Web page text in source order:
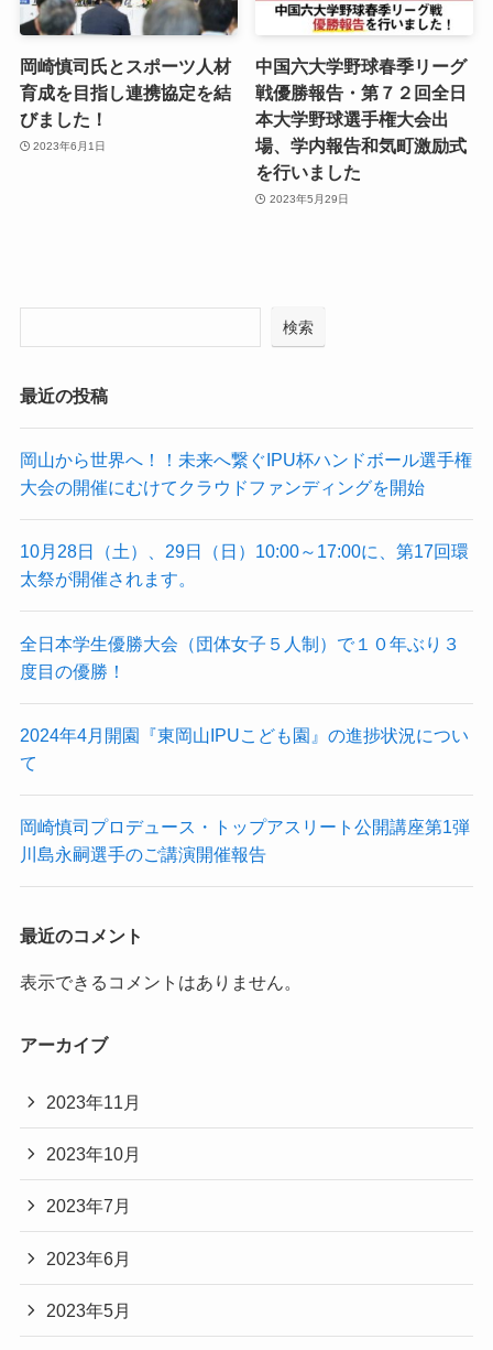
岡崎慎司氏とスポーツ人材
育成を目指し連携協定を結
びました！
2023年6月1日
中国六大学野球春季リーグ
戦優勝報告・第７２回全日
本大学野球選手権大会出
場、学内報告和気町激励式
を行いました
2023年5月29日
検索
最近の投稿
岡山から世界へ！！未来へ繋ぐIPU杯ハンドボール選手権
大会の開催にむけてクラウドファンディングを開始
10月28日（土）、29日（日）10:00～17:00に、第17回環
太祭が開催されます。
全日本学生優勝大会（団体女子５人制）で１０年ぶり３
度目の優勝！
2024年4月開園『東岡山IPUこども園』の進捗状況につい
て
岡崎慎司プロデュース・トップアスリート公開講座第1弾
川島永嗣選手のご講演開催報告
最近のコメント
表示できるコメントはありません。
アーカイブ
2023年11月
2023年10月
2023年7月
2023年6月
2023年5月